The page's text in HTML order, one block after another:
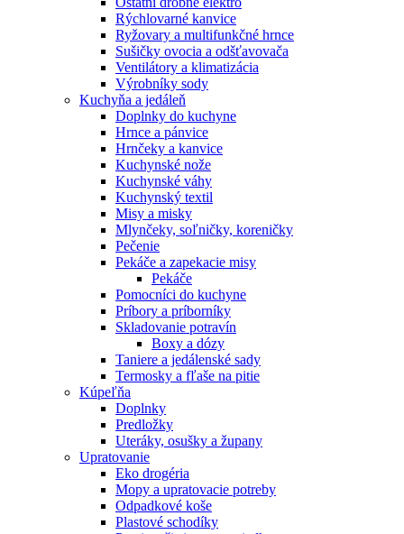
Rýchlovarné kanvice
Ryžovary a multifunkčné hrnce
Sušičky ovocia a odšťavovača
Ventilátory a klimatizácia
Výrobníky sody
Kuchyňa a jedáleň
Doplnky do kuchyne
Hrnce a pánvice
Hrnčeky a kanvice
Kuchynské nože
Kuchynské váhy
Kuchynský textil
Misy a misky
Mlynčeky, soľničky, koreničky
Pečenie
Pekáče a zapekacie misy
Pekáče
Pomocníci do kuchyne
Príbory a príborníky
Skladovanie potravín
Boxy a dózy
Taniere a jedálenské sady
Termosky a fľaše na pitie
Kúpeľňa
Doplnky
Predložky
Uteráky, osušky a župany
Upratovanie
Eko drogéria
Mopy a upratovacie potreby
Odpadkové koše
Plastové schodíky